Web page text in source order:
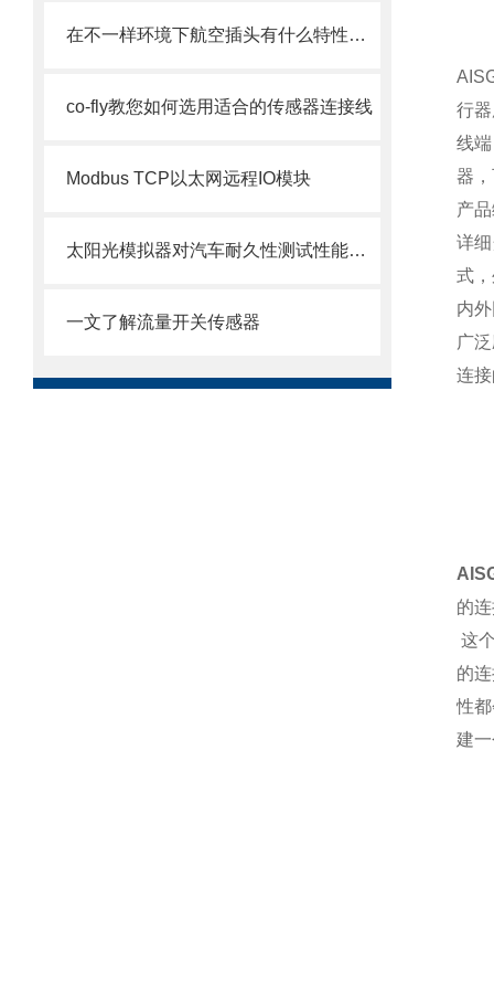
在不一样环境下航空插头有什么特性规定？
co-fly教您如何选用适合的传感器连接线
Modbus TCP以太网远程IO模块
太阳光模拟器对汽车耐久性测试性能意义
一文了解流量开关传感器
行
线
器
产
详
式
内
广
连
的
这
的
性
建